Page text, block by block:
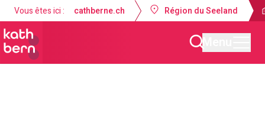
Vous êtes ici : cathberne.ch Région du Seeland